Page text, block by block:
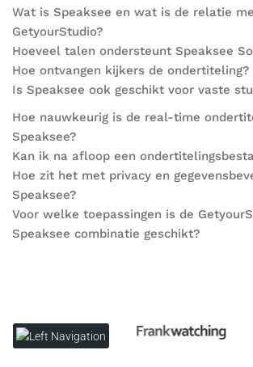
Wat is Speaksee en wat is de relatie
GetyourStudio?
Hoeveel talen ondersteunt Speaksee
Hoe ontvangen kijkers de ondertiteling?
Is Speaksee ook geschikt voor vaste
Hoe nauwkeurig is de real-time
Speaksee?
Kan ik na afloop een
Hoe zit het met privacy en
Speaksee?
Voor welke toepassingen is de
Speaksee combinatie geschikt?